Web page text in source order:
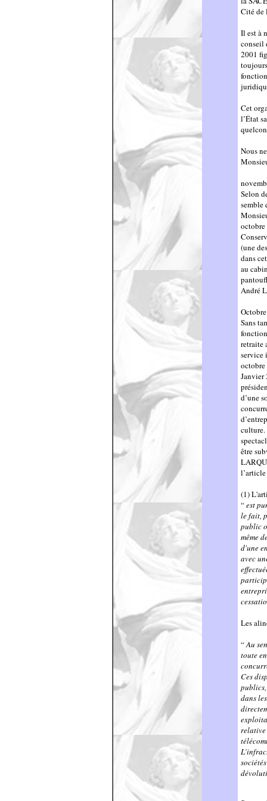
Cité de
Il est à
conseil
2001
Cet
l’État
Nous
Selon
semble
(une
dans
au
André
Sans
retraite
service
Janvier
d’une
culture.
être
(1)
“est
le fait,
public
même
d'une
avec
Les
“Au
toute
Ces
dans
relative